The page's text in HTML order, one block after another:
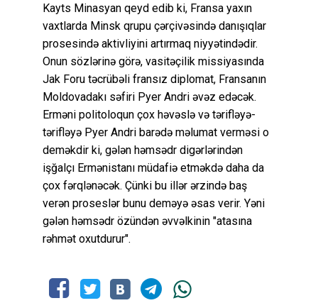
Kayts Minasyan qeyd edib ki, Fransa yaxın
vaxtlarda Minsk qrupu çərçivəsində danışıqlar
prosesində aktivliyini artırmaq niyyətindədir.
Onun sözlərinə görə, vasitəçilik missiyasında
Jak Foru təcrübəli fransız diplomat, Fransanın
Moldovadakı səfiri Pyer Andri əvəz edəcək.
Erməni politoloqun çox həvəslə və tərifləyə-
tərifləyə Pyer Andri barədə məlumat verməsi o
deməkdir ki, gələn həmsədr digərlərindən
işğalçı Ermənistanı müdafiə etməkdə daha da
çox fərqlənəcək. Çünki bu illər ərzində baş
verən proseslər bunu deməyə əsas verir. Yəni
gələn həmsədr özündən əvvəlkinin "atasına
rəhmət oxutdurur".